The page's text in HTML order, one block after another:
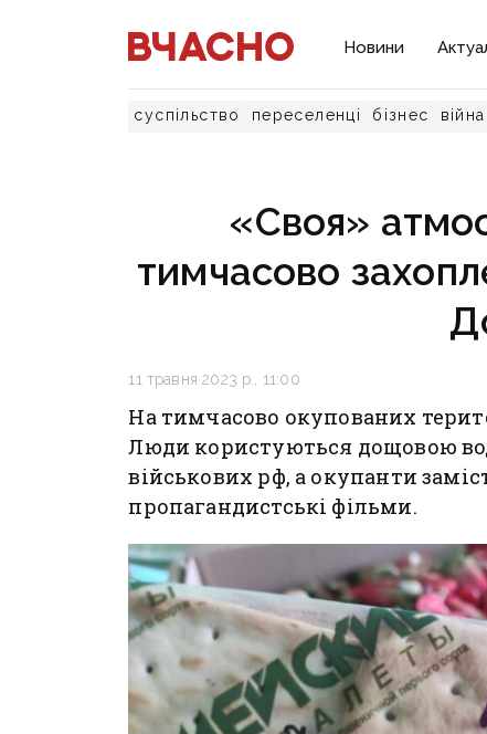
Новини
суспільство переселенці бізнес війна
«Своя»
тимчасово
11 травня 2023 р., 11:00
На тимчасово окупованих
Люди користуються дощовою
військових рф, а окупанти
пропагандистські фільми.